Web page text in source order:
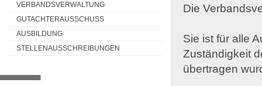
Die
Sie ist für alle
Zuständigkeit
übertragen
VERBANDSVERWALTUNG
GUTACHTERAUSSCHUSS
AUSBILDUNG
STELLENAUSSCHREIBUNGEN